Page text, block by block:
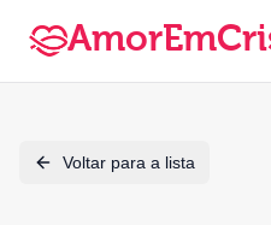
Voltar para a lista